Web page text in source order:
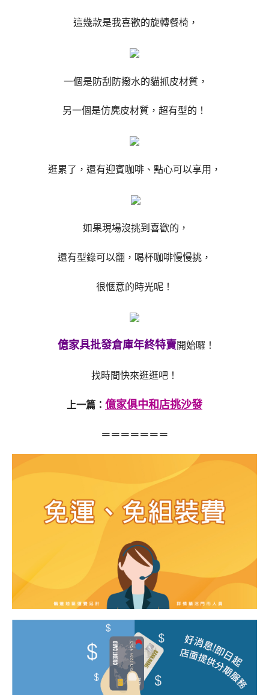
這幾款是我喜歡的旋轉餐椅，
一個是防刮防撥水的貓抓皮材質，
另一個是仿麂皮材質，超有型的！
逛累了，還有迎賓咖啡、點心可以享用，
如果現場沒挑到喜歡的，
還有型錄可以翻，喝杯咖啡慢慢挑，
很愜意的時光呢！
億家具批發倉庫年終特賣開始囉！
找時間快來逛逛吧！
上一篇： 億家俱中和店挑沙發
＝＝＝＝＝＝＝